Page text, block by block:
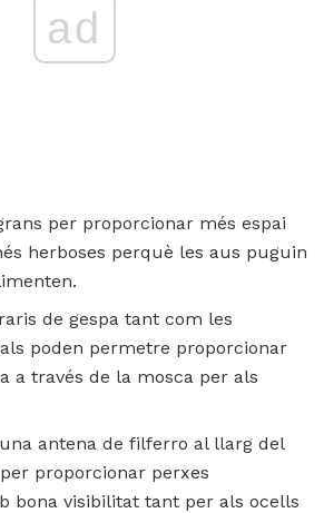
ad
per proporcionar més espai
herboses perquè les aus puguin
de gespa tant com les
poden permetre proporcionar
a través de la mosca per als
antena de filferro al llarg del
proporcionar perxes
bona visibilitat tant per als ocells